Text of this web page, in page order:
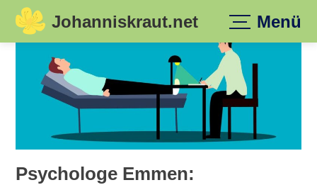
Skip
Johanniskraut.net Menü
Psychologe Emmen: